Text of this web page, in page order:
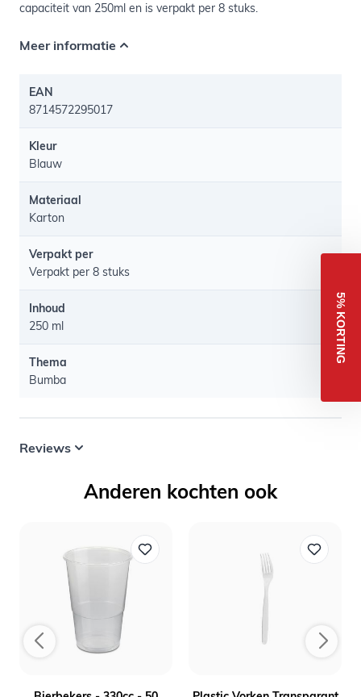
capaciteit van 250ml en is verpakt per 8 stuks.
Meer informatie
EAN
8714572295017
Kleur
Blauw
Materiaal
Karton
Verpakt per
Verpakt per 8 stuks
Inhoud
250 ml
Thema
Bumba
Reviews
Anderen kochten ook
5% KORTING